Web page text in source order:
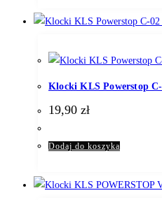
Klocki KLS Powerstop
19,90 zł
Dodaj do koszyka